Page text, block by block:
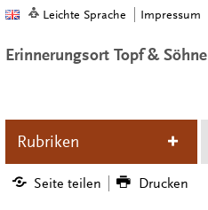
Leichte Sprache Impressum
Erinnerungsort Topf & Söhne
Rubriken
Seite teilen Drucken